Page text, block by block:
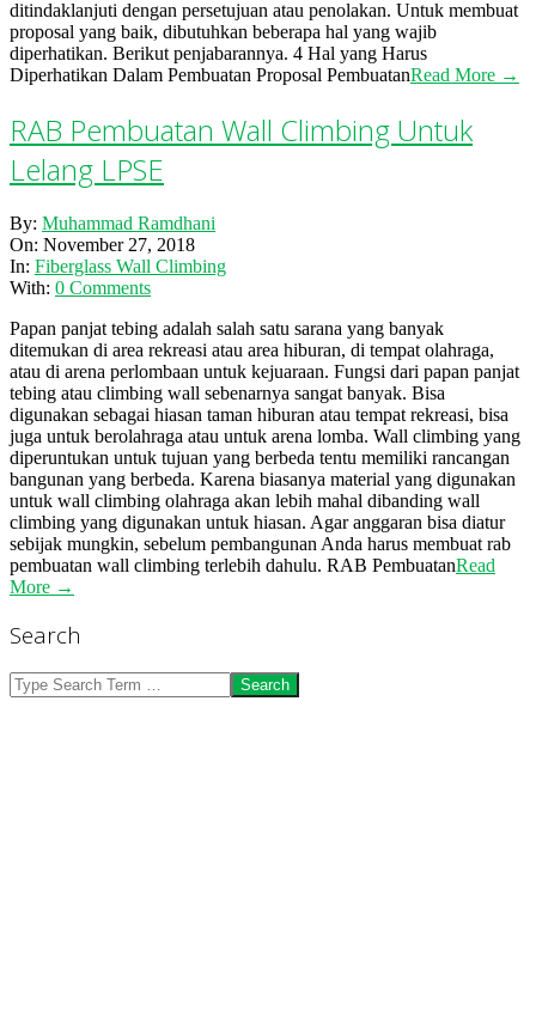
ditindaklanjuti dengan persetujuan atau penolakan. Untuk membuat
proposal yang baik, dibutuhkan beberapa hal yang wajib
diperhatikan. Berikut penjabarannya. 4 Hal yang Harus
Diperhatikan Dalam Pembuatan Proposal PembuatanRead More →
RAB Pembuatan Wall Climbing Untuk
Lelang LPSE
2018-
11-
27
By: Muhammad Ramdhani
On: November 27, 2018
In: Fiberglass Wall Climbing
With: 0 Comments
Papan panjat tebing adalah salah satu sarana yang banyak
ditemukan di area rekreasi atau area hiburan, di tempat olahraga,
atau di arena perlombaan untuk kejuaraan. Fungsi dari papan panjat
tebing atau climbing wall sebenarnya sangat banyak. Bisa
digunakan sebagai hiasan taman hiburan atau tempat rekreasi, bisa
juga untuk berolahraga atau untuk arena lomba. Wall climbing yang
diperuntukan untuk tujuan yang berbeda tentu memiliki rancangan
bangunan yang berbeda. Karena biasanya material yang digunakan
untuk wall climbing olahraga akan lebih mahal dibanding wall
climbing yang digunakan untuk hiasan. Agar anggaran bisa diatur
sebijak mungkin, sebelum pembangunan Anda harus membuat rab
pembuatan wall climbing terlebih dahulu. RAB PembuatanRead
More →
Search
Search